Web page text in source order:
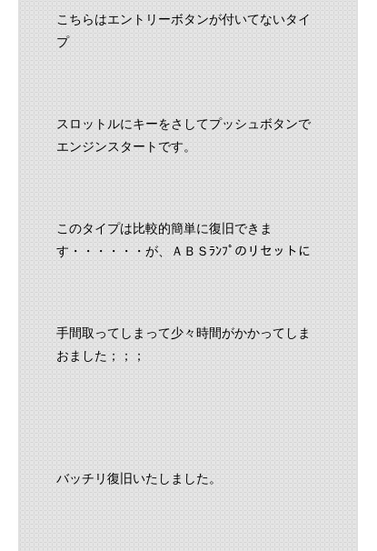
こちらはエントリーボタンが付いてないタイ
プ
スロットルにキーをさしてプッシュボタンで
エンジンスタートです。
このタイプは比較的簡単に復旧できま
す・・・・・・が、ＡＢＳﾗﾝﾌﾟのリセットに
手間取ってしまって少々時間がかかってしま
おました；；；
バッチリ復旧いたしました。